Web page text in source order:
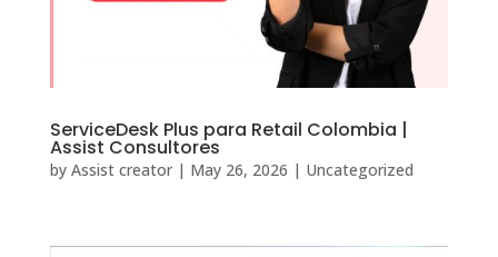
ServiceDesk Plus para Retail Colombia |
Assist Consultores
by Assist creator| May 26, 2026 | Uncategorized